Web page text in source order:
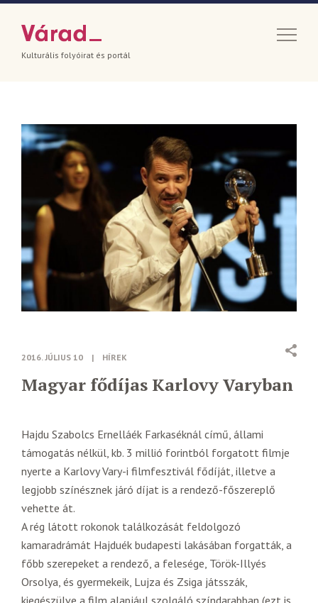
Kulturális folyóirat és portál
2016. JÚLIUS 10 | HÍREK
Magyar fődíjas Karlovy Varyban
Hajdu Szabolcs Ernelláék Farkaséknál című, állami
támogatás nélkül, kb. 3 millió forintból forgatott filmje
nyerte a Karlovy Vary-i filmfesztivál fődíját, illetve a
legjobb színésznek járó díjat is a rendező-főszereplő
vehette át.
A rég látott rokonok találkozását feldolgozó
kamaradrámát Hajduék budapesti lakásában forgatták, a
főbb szerepeket a rendező, a felesége, Török-Illyés
Orsolya, és gyermekeik, Lujza és Zsiga játsszák,